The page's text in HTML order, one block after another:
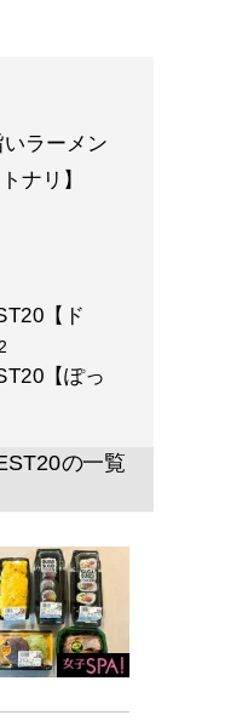
ラーメン
ナリ】
【ド
【ぽっ
の一覧